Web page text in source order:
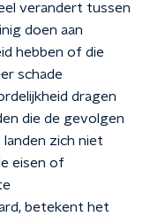
verandert tussen
doen aan
hebben of die
schade
dragen
die de gevolgen
zich niet
eisen of
betekent het